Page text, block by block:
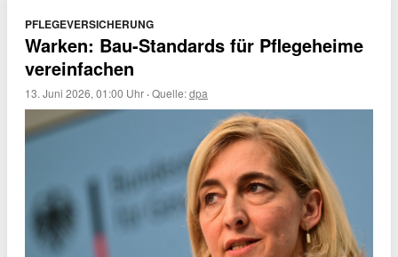
PFLEGEVERSICHERUNG
Warken: Bau-Standards für Pflegeheime
vereinfachen
13. Juni 2026, 01:00 Uhr ·Quelle:dpa